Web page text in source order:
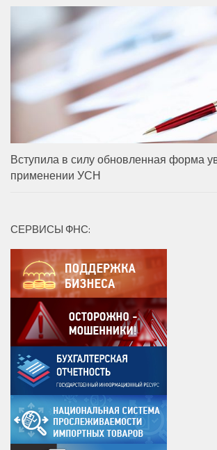
Вступила в силу обновленная форма
применении УСН
СЕРВИСЫ ФНС: